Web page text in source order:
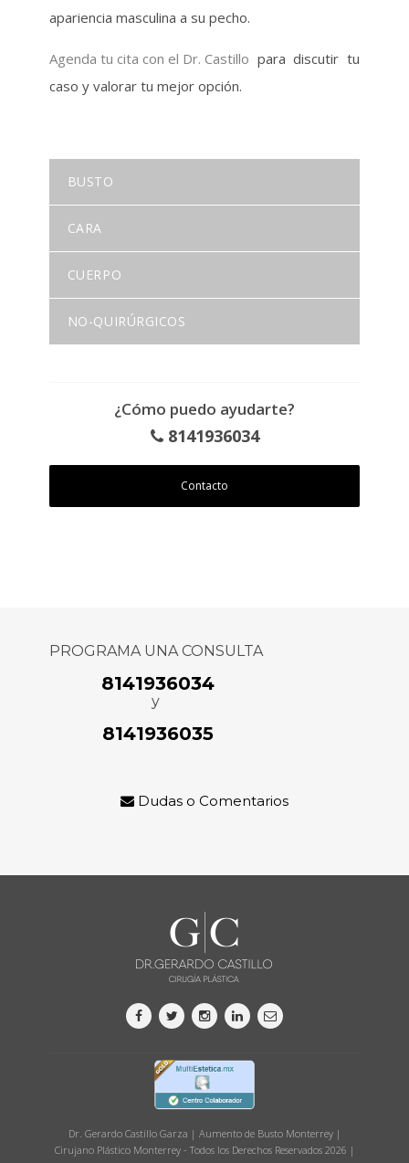
apariencia masculina a su pecho.
Agenda tu cita con el Dr. Castillo para discutir tu
caso y valorar tu mejor opción.
BUSTO
CARA
CUERPO
NO-QUIRÚRGICOS
¿Cómo puedo ayudarte?
8141936034
Contacto
PROGRAMA UNA CONSULTA
8141936034
y
8141936035
Dudas o Comentarios
Dr. Gerardo Castillo Garza | Aumento de Busto Monterrey |
Cirujano Plástico Monterrey - Todos los Derechos Reservados 2026 |